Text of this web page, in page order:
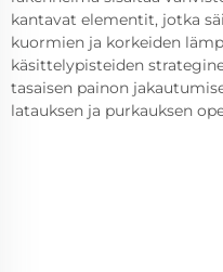
kantavat elementit, jotka
kuormien ja korkeiden
käsittelypisteiden
tasaisen painon
latauksen ja purkauksen